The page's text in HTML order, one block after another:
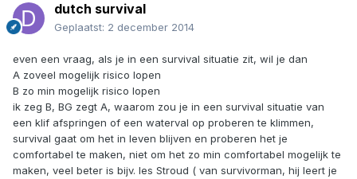
dutch survival
Geplaatst: 2 december 2014
even een vraag, als je in een survival situatie zit, wil je dan
A zoveel mogelijk risico lopen
B zo min mogelijk risico lopen
ik zeg B, BG zegt A, waarom zou je in een survival situatie van
een klif afspringen of een waterval op proberen te klimmen,
survival gaat om het in leven blijven en proberen het je
comfortabel te maken, niet om het zo min comfortabel mogelijk te
maken, veel beter is bijv. les Stroud ( van survivorman, hij leert je